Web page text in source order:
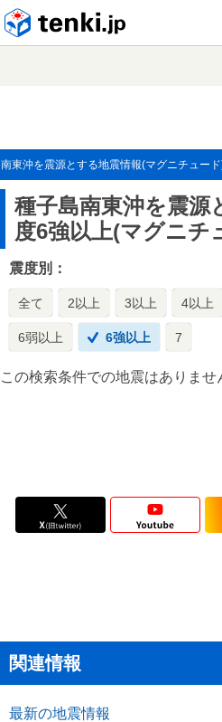
東沖を震源とする地震情報(マグニチュー
種子島南東沖を震源
度6強以上(マグニチ
震度別：
全て 2以上 3以上 4以上
6弱以上 6強以上 7
この検索条件での地震はありませ
関連情報
最新の地震情報